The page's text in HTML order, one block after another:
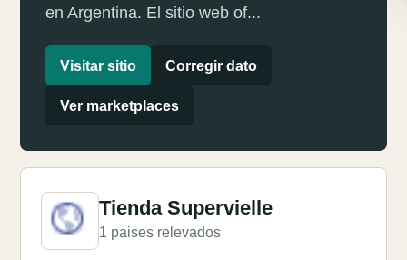
en Argentina. El sitio web of...
Visitar sitio Corregir dato
Ver marketplaces
Tienda Supervielle
1 paises relevados